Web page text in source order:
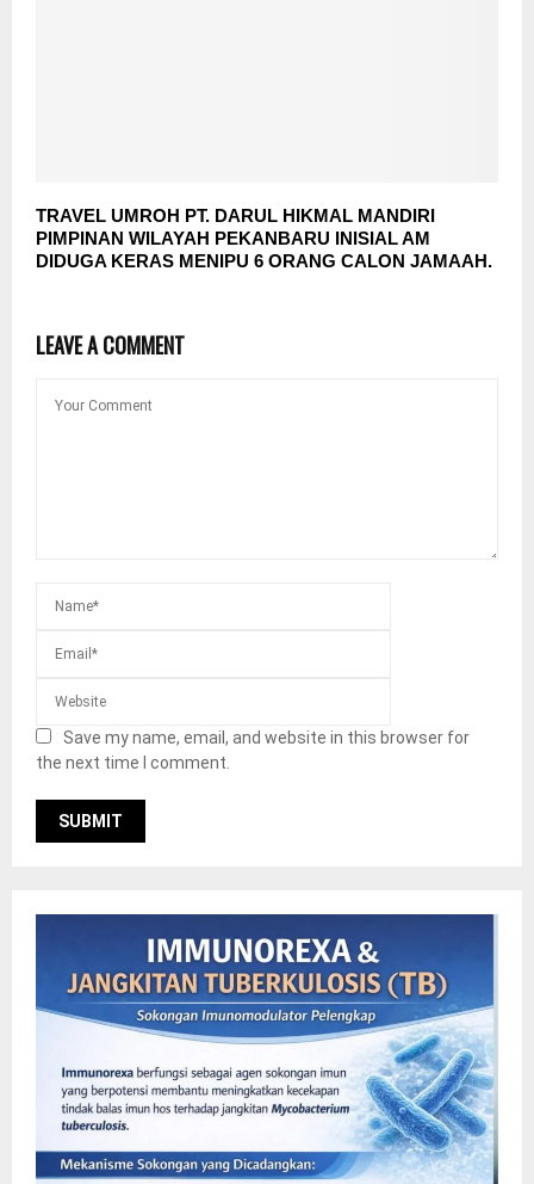
TRAVEL UMROH PT. DARUL HIKMAL MANDIRI
PIMPINAN WILAYAH PEKANBARU INISIAL AM
DIDUGA KERAS MENIPU 6 ORANG CALON JAMAAH.
LEAVE A COMMENT
Save my name, email, and website in this browser for
the next time I comment.